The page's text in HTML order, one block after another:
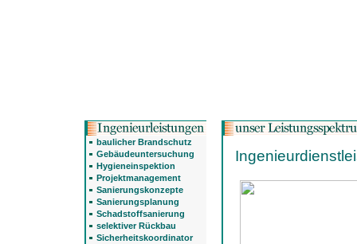
baulicher Brandschutz
Gebäudeuntersuchung
Hygieneinspektion
Projektmanagement
Sanierungskonzepte
Sanierungsplanung
Schadstoffsanierung
selektiver Rückbau
Sicherheitskoordinator